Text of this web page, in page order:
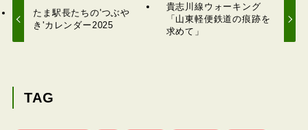
たま駅長たちの'つぶや
き'カレンダー2025
貴志川線ウォーキング
「山東軽便鉄道の痕跡を
求めて」
TAG